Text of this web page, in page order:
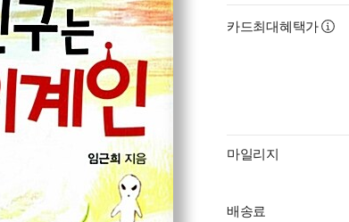
카드최대혜택가
마일리지
배송료